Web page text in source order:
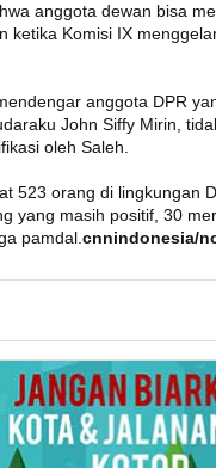
anggota dewan bisa
ketika Komisi IX
anggota DPR
John Siffy Mirin,
oleh Saleh.
523 orang di lingkungan
yang masih positif, 30
pamdal. cnnindonesia/